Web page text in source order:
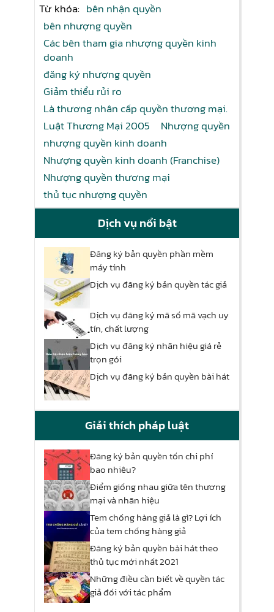
Từ khóa: bên nhận quyền
bên nhượng quyền
Các bên tham gia nhượng quyền kinh
doanh
đăng ký nhượng quyền
Giảm thiểu rủi ro
Là thương nhân cấp quyền thương mại.
Luật Thương Mại 2005
Nhượng quyền
nhượng quyền kinh doanh
Nhượng quyền kinh doanh (Franchise)
Nhượng quyền thương mại
thủ tục nhượng quyền
Dịch vụ nổi bật
Đăng ký bản quyền phần mềm
máy tính
Dịch vụ đăng ký bản quyền tác giả
Dịch vụ đăng ký mã số mã vạch uy
tín, chất lượng
Dịch vụ đăng ký nhãn hiệu giá rẻ
trọn gói
Dịch vụ đăng ký bản quyền bài hát
Giải thích pháp luật
Đăng ký bản quyền tốn chi phí
bao nhiêu?
Điểm giống nhau giữa tên thương
mại và nhãn hiệu
Tem chống hàng giả là gì? Lợi ích
của tem chống hàng giả
Đăng ký bản quyền bài hát theo
thủ tục mới nhất 2021
Những điều cần biết về quyền tác
giả đối với tác phẩm